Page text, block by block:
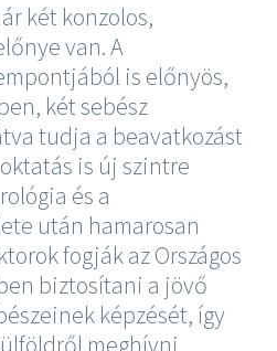
két konzolos,
van. A
is előnyös,
két sebész
tudja a beavatkozást
is új szintre
és a
után hamarosan
fogják az Országos
biztosítani a jövő
képzését, így
meghívni